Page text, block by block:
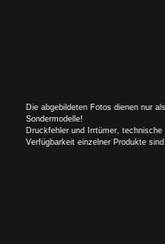
Die abgebildeten Fotos dienen nur
Sondermodelle!
Druckfehler und Irrtümer,
Verfügbarkeit einzelner Produkte